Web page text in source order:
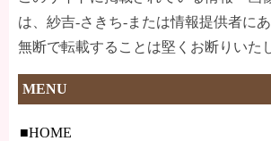
は、紗吉-さきち-または情報提供者にあ
無断で転載することは堅くお断りいた
MENU
HOME